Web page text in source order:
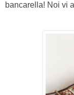
bancarella! Noi vi